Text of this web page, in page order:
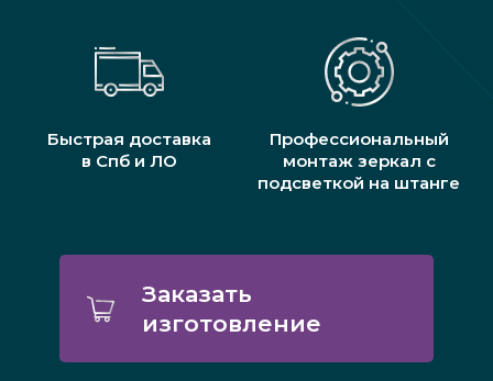
Быстрая доставка
в Спб и ЛО
Профессиональный
монтаж зеркал с
подсветкой на штанге
Заказать
изготовление